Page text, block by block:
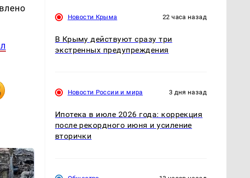
Новости Крыма 22 часа назад
В Крыму действуют сразу три
экстренных предупреждения
Новости России и мира 3 дня назад
Ипотека в июле 2026 года: коррекция
после рекордного июня и усиление
вторички